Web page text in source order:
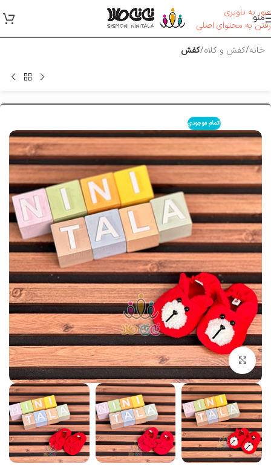
عبور به ناوبری
رفتن به محتوای اصلی
منو
خانه کفش و کلاه کفش
اتمام موجودی
بزرگنمایی تصویر